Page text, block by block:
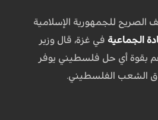
الصريح للجمهورية الإسلامية
الجماعية في غزة، قال وزير
بقوة أي حل فلسطيني يوفر
الشعب الفلسطيني.